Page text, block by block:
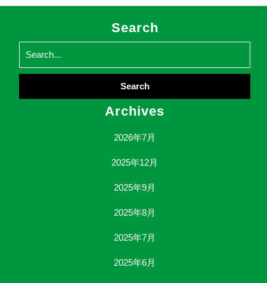
Search
for:
Archives
2026年7月
2025年12月
2025年9月
2025年8月
2025年7月
2025年6月